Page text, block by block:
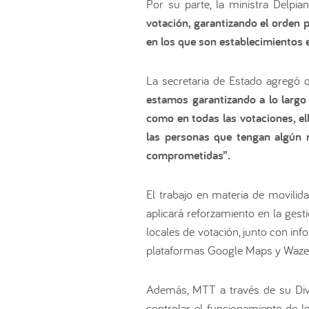
Por su parte, la ministra
votación, garantizando el orden
en los que son establecimientos
La secretaria de Estado agregó
estamos garantizando a lo
como en todas las votaciones,
las personas que tengan
comprometidas”.
El trabajo en materia de
aplicará reforzamiento en la
locales de votación, junto con
plataformas Google Maps y
Además, MTT a través de su